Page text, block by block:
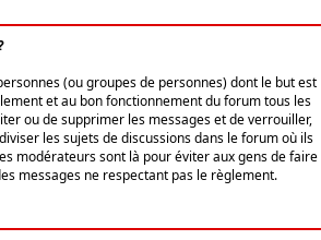
(ou groupes de personnes) dont le but est
et au bon fonctionnement du forum tous les
ou de supprimer les messages et de verrouiller,
les sujets de discussions dans le forum où ils
modérateurs sont là pour éviter aux gens de faire
messages ne respectant pas le règlement.